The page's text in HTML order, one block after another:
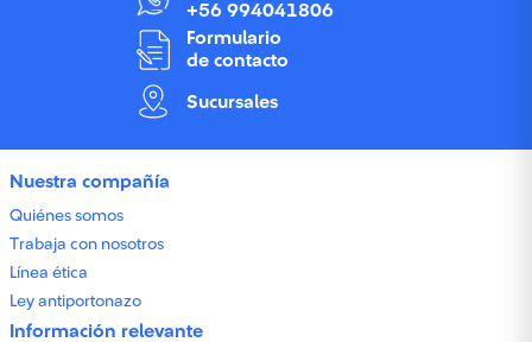
+56 994041806
Formulario
de contacto
Sucursales
Nuestra compañía
Quiénes somos
Trabaja con nosotros
Línea ética
Ley antiportonazo
Información relevante